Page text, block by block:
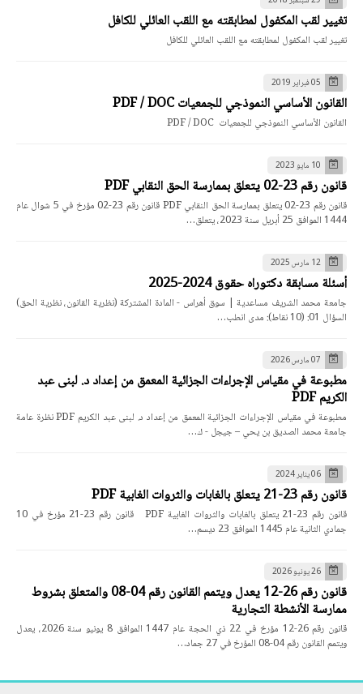
تغيير لقب المكفول لمطابقته مع اللقب العائلي للكافل
تغيير لقب المكفول لمطابقته مع اللقب العائلي للكافل
05 فبراير 2019
القانون الأساسي النموذجي للجمعيات PDF / DOC
القانون الأساسي النموذجي للجمعيات PDF / DOC
10 مايو 2023
قانون رقم 23-02 يتعلق بممارسة الحق النقابي PDF
قانون رقم 23-02 يتعلق بممارسة الحق النقابي PDF قانون رقم 23-02 مؤرخ في 5 شوال عام
1444 الموافق 25 أبريل سنة 2023، يتعلق…
12 مارس 2025
أسئلة مسابقة دكتوراه حقوق 2024-2025
جامعة محمد الشريف مساعدية | سوق أهراس - المادة المشتركة (نظرية القانون، نظرية الحق)
السؤال 01: (10 نقاط): مدى انطب…
07 مارس 2026
مطبوعة في مقياس الإجراءات الجزائية المعمق من إعداد د. لبنى عبد
الكريم PDF
مطبوعة في مقياس الإجراءات الجزائية المعمق من إعداد د. لبنى عبد الكريم PDF نظرة عامة
جامعة محمد الصديق بن يحي – جيجل - ك…
06 يناير 2024
قانون رقم 23-21 يتعلق بالغابات والثروات الغابية PDF
قانون رقم 23-21 يتعلق بالغابات والثروات الغابية PDF قانون رقم 23-21 مؤرخ في 10
جمادي الثانية عام 1445 الموافق 23 ديسم…
26 يونيو 2026
قانون رقم 26-12 يعدل ويتمم القانون رقم 04-08 والمتعلق بشروط
ممارسة الأنشطة التجارية
قانون رقم 26-12 مؤرخ في 22 ذي الحجة عام 1447 الموافق 8 يونيو سنة 2026، يعدل
ويتمم القانون رقم 04-08 المؤرخ في 27 جماد…